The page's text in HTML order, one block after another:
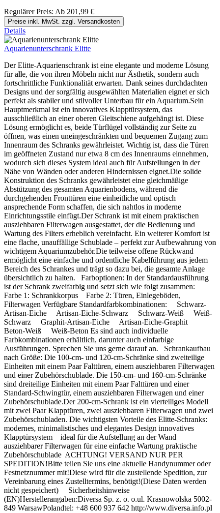
Regulärer Preis: Ab 201,99 €
Preise inkl. MwSt. zzgl. Versandkosten
Details
Aquarienunterschrank Elitte
Der Elitte-Aquarienschrank ist eine elegante und moderne Lösung
für alle, die von ihren Möbeln nicht nur Ästhetik, sondern auch
fortschrittliche Funktionalität erwarten. Dank seines durchdachten
Designs und der sorgfältig ausgewählten Materialien eignet er sich
perfekt als stabiler und stilvoller Unterbau für ein Aquarium.Sein
Hauptmerkmal ist ein innovatives Klapptürsystem, das
ausschließlich an einer oberen Gleitschiene aufgehängt ist. Diese
Lösung ermöglicht es, beide Türflügel vollständig zur Seite zu
öffnen, was einen uneingeschränkten und bequemen Zugang zum
Innenraum des Schranks gewährleistet. Wichtig ist, dass die Türen
im geöffneten Zustand nur etwa 8 cm des Innenraums einnehmen,
wodurch sich dieses System ideal auch für Aufstellungen in der
Nähe von Wänden oder anderen Hindernissen eignet.Die solide
Konstruktion des Schranks gewährleistet eine gleichmäßige
Abstützung des gesamten Aquarienbodens, während die
durchgehenden Fronttüren eine einheitliche und optisch
ansprechende Form schaffen, die sich nahtlos in moderne
Einrichtungsstile einfügt.Der Schrank ist mit einem praktischen
ausziehbaren Filterwagen ausgestattet, der die Bedienung und
Wartung des Filters erheblich vereinfacht. Ein weiterer Komfort ist
eine flache, unauffällige Schublade – perfekt zur Aufbewahrung von
wichtigem Aquariumzubehör.Die teilweise offene Rückwand
ermöglicht eine einfache und ordentliche Kabelführung aus jedem
Bereich des Schrankes und trägt so dazu bei, die gesamte Anlage
übersichtlich zu halten. Farboptionen: In der Standardausführung
ist der Schrank zweifarbig und setzt sich wie folgt zusammen:
Farbe 1: Schrankkorpus Farbe 2: Türen, Einlegeböden,
Filterwagen Verfügbare Standardfarbkombinationen: Schwarz-
Artisan-Eiche Artisan-Eiche-Schwarz Schwarz-Weiß Weiß-
Schwarz Graphit-Artisan-Eiche Artisan-Eiche-Graphit
Beton-Weiß Weiß-Beton Es sind auch individuelle
Farbkombinationen erhältlich, darunter auch einfarbige
Ausführungen. Sprechen Sie uns gerne darauf an. Schrankaufbau
nach Größe: Die 100-cm- und 120-cm-Schränke sind zweiteilige
Einheiten mit einem Paar Falttüren, einem ausziehbaren Filterwagen
und einer Zubehörschublade. Die 150-cm- und 160-cm-Schränke
sind dreiteilige Einheiten mit einem Paar Falttüren und einer
Standard-Schwingtür, einem ausziehbaren Filterwagen und einer
Zubehörschublade.Der 200-cm-Schrank ist ein vierteiliges Modell
mit zwei Paar Klapptüren, zwei ausziehbaren Filterwagen und zwei
Zubehörschubladen. Die wichtigsten Vorteile des Elitte-Schranks:
modernes, minimalistisches und elegantes Design innovatives
Klapptürsystem – ideal für die Aufstellung an der Wand
ausziehbarer Filterwagen für eine einfache Wartung praktische
Zubehörschublade ACHTUNG! VERSAND NUR PER
SPEDITION!Bitte teilen Sie uns eine aktuelle Handynummer oder
Festnetznummer mit!Diese wird für die zustellende Spedition, zur
Vereinbarung eines Zustelltermins, benötigt!(Diese Daten werden
nicht gespeichert) Sicherheitshinweise
(EN)Herstellerangaben:Diversa Sp. z. o. o.ul. Krasnowolska 5002-
849 WarsawPolandtel: +48 600 937 642 http://www.diversa.info.pl